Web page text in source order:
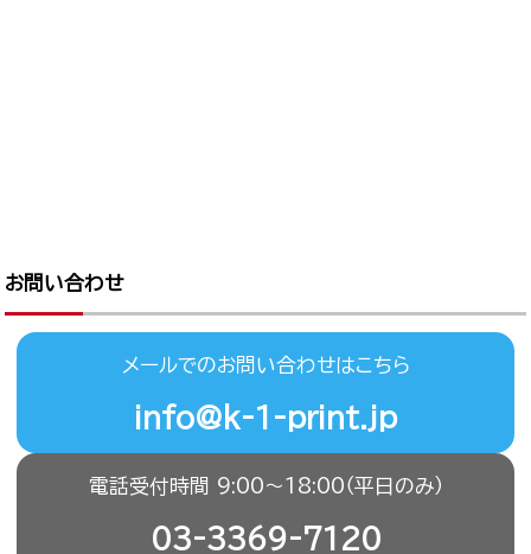
お問い合わせ
メールでのお問い合わせはこちら
info@k-1-print.jp
電話受付時間 9:00〜18:00（平日のみ）
03-3369-7120